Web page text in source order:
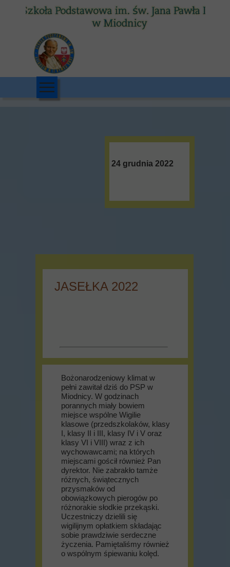
24 grudnia 2022
Bożonarodzeniowy klimat w
pełni zawitał dziś do PSP w
Miodnicy. W godzinach
porannych miały bowiem
miejsce wspólne Wigilie
klasowe (przedszkolaków, klasy
I, klasy II i III, klasy IV i V oraz
klasy VI i VIII) wraz z ich
wychowawcami; na których
miejscami gościł również Pan
dyrektor. Nie zabrakło tamże
różnych, świątecznych
przysmaków od
obowiązkowych pierogów po
różnorakie słodkie przekąski.
Uczestniczy dzielili się
wigilijnym opłatkiem składając
sobie prawdziwie serdeczne
życzenia. Pamiętaliśmy również
o wspólnym śpiewaniu kolęd.
JASEŁKA 2022